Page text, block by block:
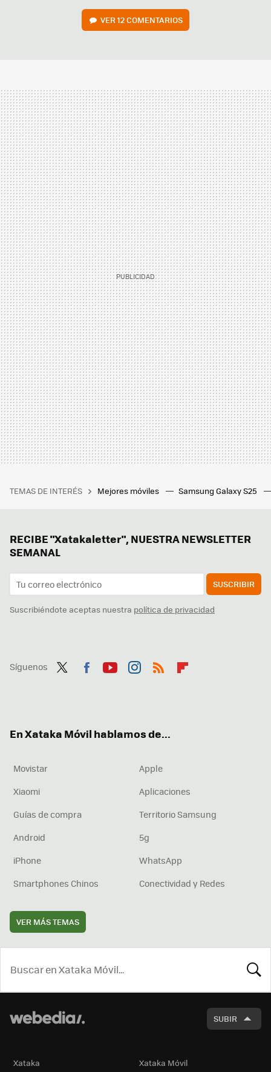
VER 12 COMENTARIOS
TEMAS DE INTERÉS Mejores móviles Samsung Galaxy S25
RECIBE "Xatakaletter", NUESTRA NEWSLETTER
SEMANAL
SUSCRIBIR
Suscribiéndote aceptas nuestra política de privacidad
Síguenos
En Xataka Móvil hablamos de...
Movistar
Apple
Xiaomi
Aplicaciones
Guías de compra
Territorio Samsung
Android
5g
iPhone
WhatsApp
Smartphones Chinos
Conectividad y Redes
VER MÁS TEMAS
SUBIR
Xataka Xataka Móvil